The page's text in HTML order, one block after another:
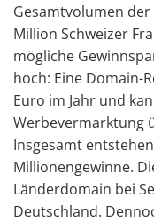
Gesamtvolumen
Million Schweizer
mögliche
hoch: Eine Domain-
Euro im Jahr und
Werbevermarktung
Insgesamt
Millionengewinne.
Länderdomain bei
Deutschland.